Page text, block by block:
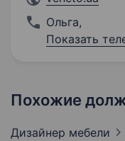
Ольга,
Показать
Похожие
Дизайнер мебели